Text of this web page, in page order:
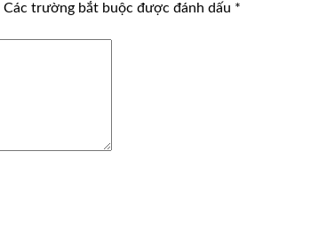
Các trường bắt buộc được đánh dấu *